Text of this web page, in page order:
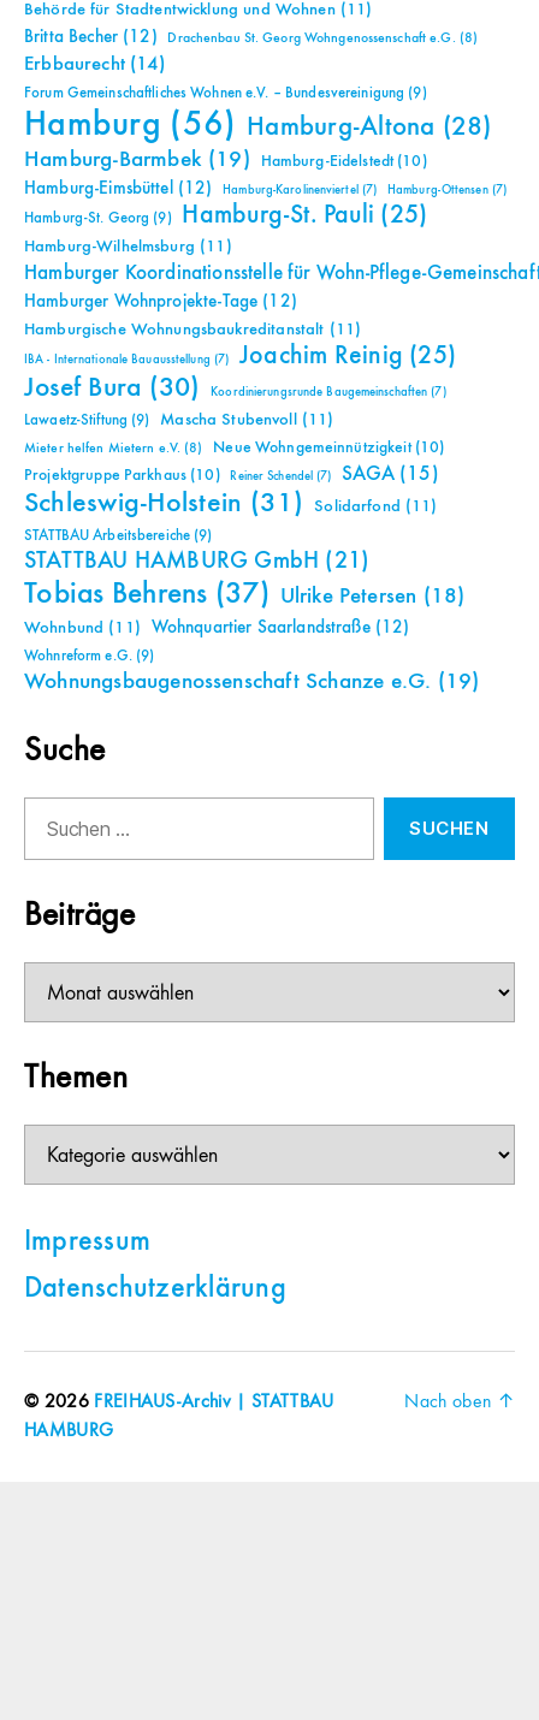
Behörde für Stadtentwicklung und Wohnen(11)
Britta Becher(12) Drachenbau St. Georg Wohngenossenschaft e.G. (8)
Erbbaurecht(14)
Forum Gemeinschaftliches Wohnen e.V. – Bundesvereinigung (9)
Hamburg (56) Hamburg-Altona (28)
Hamburg-Barmbek(19) Hamburg-Eidelstedt(10)
Hamburg-Eimsbüttel (12) Hamburg-Karolinenviertel (7) Hamburg-Ottensen(7)
Hamburg-St. Georg (9) Hamburg-St. Pauli (25)
Hamburg-Wilhelmsburg (11)
Hamburger Koordinationsstelle für Wohn-Pflege-
Hamburger Wohnprojekte-Tage (12)
Hamburgische Wohnungsbaukreditanstalt (11)
IBA - Internationale Bauausstellung (7) Joachim Reinig (25)
Josef Bura (30) Koordinierungsrunde Baugemeinschaften (7)
Lawaetz-Stiftung (9) Mascha Stubenvoll (11)
Mieter helfen Mietern e.V. (8) Neue Wohngemeinnützigkeit(10)
Projektgruppe Parkhaus (10) Reiner Schendel (7) SAGA(15)
Schleswig-Holstein (31) Solidarfond (11)
STATTBAU Arbeitsbereiche (9)
STATTBAU HAMBURG GmbH (21)
Tobias Behrens (37) Ulrike Petersen (18)
Wohnbund (11) Wohnquartier Saarlandstraße(12)
Wohnreform e.G.(9)
Wohnungsbaugenossenschaft Schanze e.G. (19)
Suche
nach:
Beiträge
Themen
Impressum
Datenschutzerklärung
© 2026 FREIHAUS-Archiv | STATTBAU
HAMBURG
Nach oben ↑